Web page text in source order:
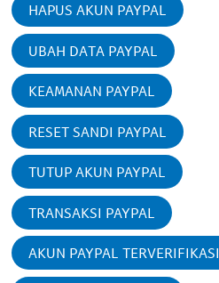
HAPUS AKUN PAYPAL
UBAH DATA PAYPAL
KEAMANAN PAYPAL
RESET SANDI PAYPAL
TUTUP AKUN PAYPAL
TRANSAKSI PAYPAL
AKUN PAYPAL TERVERIFIKASI